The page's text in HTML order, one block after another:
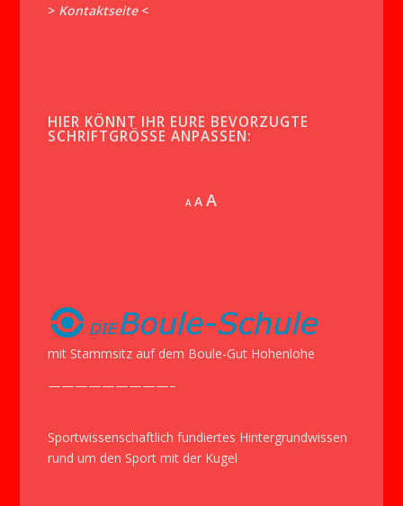
> Kontaktseite <
HIER KÖNNT IHR EURE BEVORZUGTE
SCHRIFTGRÖSSE ANPASSEN:
A Decrease
AReset
AIncrease
mit Stammsitz auf dem Boule-Gut Hohenlohe
—————————–
Sportwissenschaftlich fundiertes Hintergrundwissen
rund um den Sport mit der Kugel